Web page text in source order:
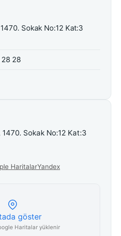
Sokak No:12 Kat:3
28
Sokak No:12 Kat:3
HaritalarYandex
göster
Haritalar yüklenir